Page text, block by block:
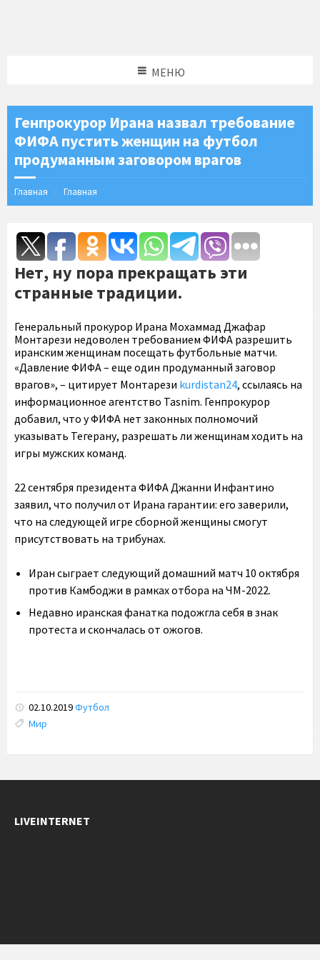
МЕНЮ
Генпрокурор Ирана назвал требование
ФИФА пустить женщин на футбол
продуманным заговором врагов
Главная Главная
Нет, ну пора прекращать эти
странные традиции.
Генеральный прокурор Ирана Мохаммад Джафар
Монтарези недоволен требованием ФИФА разрешить
иранским женщинам посещать футбольные матчи.
«Давление ФИФА – еще один продуманный заговор
врагов», – цитирует Монтарези kurdistan24, ссылаясь на
информационное агентство Tasnim. Генпрокурор
добавил, что у ФИФА нет законных полномочий
указывать Тегерану, разрешать ли женщинам ходить на
игры мужских команд.
22 сентября президента ФИФА Джанни Инфантино
заявил, что получил от Ирана гарантии: его заверили,
что на следующей игре сборной женщины смогут
присутствовать на трибунах.
Иран сыграет следующий домашний матч 10 октября
против Камбоджи в рамках отбора на ЧМ-2022.
Недавно иранская фанатка подожгла себя в знак
протеста и скончалась от ожогов.
02.10.2019Футбол
Tags:
Мир
LIVEINTERNET